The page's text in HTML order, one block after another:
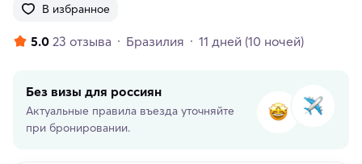
В избранное
5.0 23 отзыва Бразилия 11 дней (10 ночей)
Без визы для россиян
Актуальные правила въезда уточняйте
при бронировании.